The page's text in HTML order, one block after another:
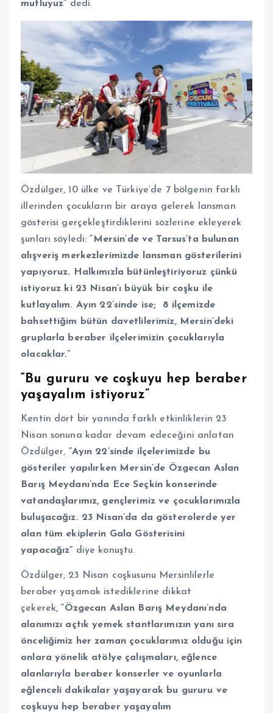
mutluyuz” dedi.
Özdülger, 10 ülke ve Türkiye’de 7 bölgenin farklı
illerinden çocukların bir araya gelerek lansman
gösterisi gerçekleştirdiklerini sözlerine ekleyerek
şunları söyledi:“Mersin’de ve Tarsus’ta bulunan
alışveriş merkezlerimizde lansman gösterilerini
yapıyoruz. Halkımızla bütünleştiriyoruz çünkü
istiyoruz ki 23 Nisan’ı büyük bir coşku ile
kutlayalım. Ayın 22’sinde ise; 8 ilçemizde
bahsettiğim bütün davetlilerimiz, Mersin’deki
gruplarla beraber ilçelerimizin çocuklarıyla
olacaklar.”
“Bu gururu ve coşkuyu hep beraber
yaşayalım istiyoruz”
Kentin dört bir yanında farklı etkinliklerin 23
Nisan sonuna kadar devam edeceğini anlatan
Özdülger, “Ayın 22’sinde ilçelerimizde bu
gösteriler yapılırken Mersin’de Özgecan Aslan
Barış Meydanı’nda Ece Seçkin konserinde
vatandaşlarımız, gençlerimiz ve çocuklarımızla
buluşacağız. 23 Nisan’da da gösterolerde yer
alan tüm ekiplerin Gala Gösterisini
yapacağız” diye konuştu.
Özdülger, 23 Nisan coşkusunu Mersinlilerle
beraber yaşamak istediklerine dikkat
çekerek,“Özgecan Aslan Barış Meydanı’nda
alanımızı açtık yemek stantlarımızın yanı sıra
önceliğimiz her zaman çocuklarımız olduğu için
onlara yönelik atölye çalışmaları, eğlence
alanlarıyla beraber konserler ve oyunlarla
eğlenceli dakikalar yaşayarak bu gururu ve
coşkuyu hep beraber yaşayalım